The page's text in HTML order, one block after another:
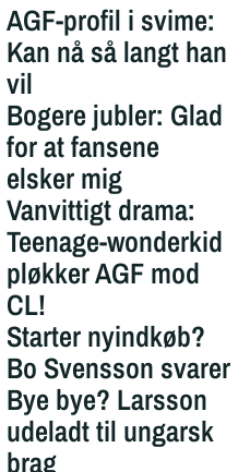
AGF-profil i svime:
Kan nå så langt han
vil
Bogere jubler: Glad
for at fansene
elsker mig
Vanvittigt drama:
Teenage-wonderkid
pløkker AGF mod
CL!
Starter nyindkøb?
Bo Svensson svarer
Bye bye? Larsson
udeladt til ungarsk
brag